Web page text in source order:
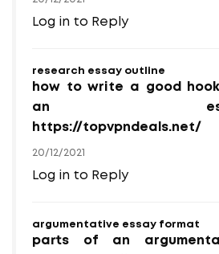
Log in to Reply
research essay outline
how to write a good
an
https://topvpndeals.net/
20/12/2021
Log in to Reply
argumentative essay format
parts of an